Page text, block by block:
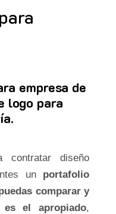
empresa de
logo para
contratar diseño
un portafolio
comparar y
el apropiado,